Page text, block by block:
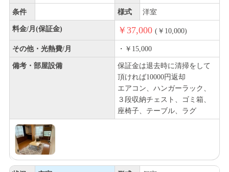
限定6名の快適空間です。 抜群のアクセスとコスパを誇る
【NOE】
利便性とゆとりを手に入れて、あなたの新しい物語を
【NOE】から始めましょう！
条件 様式 洋室
料金/月(保証金) ￥37,000 (￥10,000)
その他・光熱費/月 ・￥15,000
備考・部屋設備
保証金は退去時に清掃をして
頂ければ10000円返却
エアコン、ハンガーラック、
３段収納チェスト、ゴミ箱、
座椅子、テーブル、ラグ